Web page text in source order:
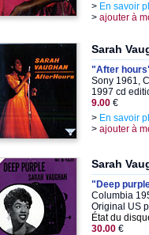
> En savoir
> ajouter à
Sarah
"After
Sony 1961,
1997 cd
9.00 €
> En savoir
> ajouter à
Sarah
"Deep
Columbia
Original US
État du
30.00 €